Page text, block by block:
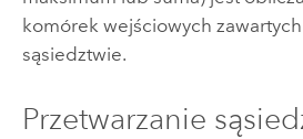
komórek wejściowych
sąsiedztwie.
Przetwarzanie